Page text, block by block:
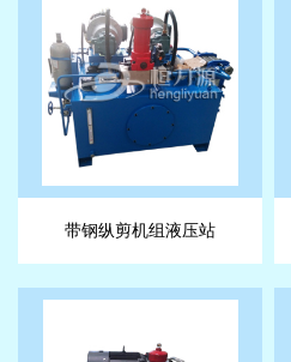
带钢纵剪机组液压站